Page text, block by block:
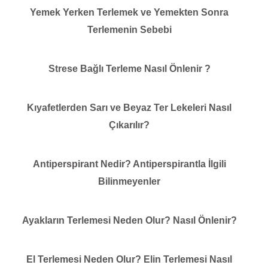
Yemek Yerken Terlemek ve Yemekten Sonra
Terlemenin Sebebi
Strese Bağlı Terleme Nasıl Önlenir ?
Kıyafetlerden Sarı ve Beyaz Ter Lekeleri Nasıl
Çıkarılır?
Antiperspirant Nedir? Antiperspirantla İlgili
Bilinmeyenler
Ayakların Terlemesi Neden Olur? Nasıl Önlenir?
El Terlemesi Neden Olur? Elin Terlemesi Nasıl